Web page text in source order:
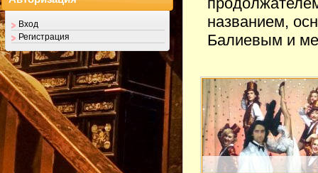
названием,
Балиевым и
Вход
Регистрация